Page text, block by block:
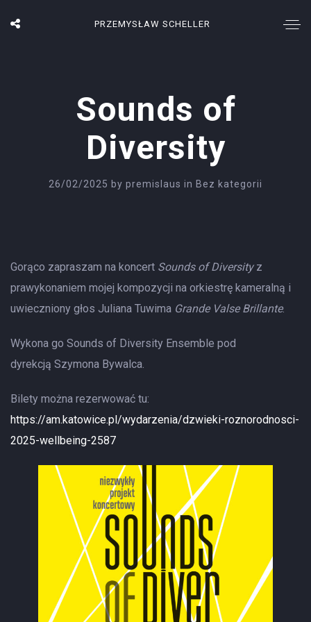
PRZEMYSŁAW SCHELLER
Sounds of
Diversity
26/02/2025 by premislaus in Bez kategorii
Gorąco zapraszam na koncert Sounds of Diversityz
prawykonaniem mojej kompozycji na orkiestrę kameralną i
uwieczniony głos Juliana Tuwima Grande Valse Brillante.
Wykona go Sounds of Diversity Ensemble pod
dyrekcją Szymona Bywalca.
Bilety można rezerwować tu:
https://am.katowice.pl/wydarzenia/dzwieki-roznorodnosci-
2025-wellbeing-2587